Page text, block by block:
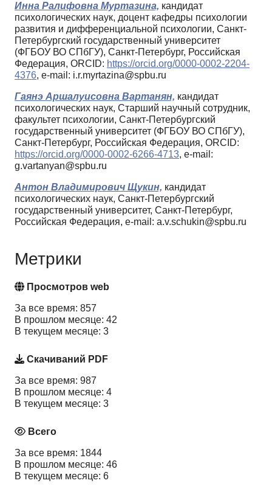
Инна Ралифовна Муртазина, кандидат
психологических наук, доцент кафедры психологии
развития и дифференциальной психологии, Санкт-
Петербургский государственный университет
(ФГБОУ ВО СПбГУ), Санкт-Петербург, Российская
Федерация, ORCID: https://orcid.org/0000-0002-2204-
4376, e-mail: i.r.myrtazina@spbu.ru
Гаянэ Аршалуисовна Вартанян, кандидат
психологических наук, Старший научный сотрудник,
факультет психологии, Санкт-Петербургский
государственный университет (ФГБОУ ВО СПбГУ),
Санкт-Петербург, Российская Федерация, ORCID:
https://orcid.org/0000-0002-6266-4713, e-mail:
g.vartanyan@spbu.ru
Антон Владимирович Щукин, кандидат
психологических наук, Санкт-Петербургский
государственный университет, Санкт-Петербург,
Российская Федерация, e-mail: a.v.schukin@spbu.ru
Метрики
Просмотров web
За все время: 857
В прошлом месяце: 42
В текущем месяце: 3
Скачиваний PDF
За все время: 987
В прошлом месяце: 4
В текущем месяце: 3
Всего
За все время: 1844
В прошлом месяце: 46
В текущем месяце: 6